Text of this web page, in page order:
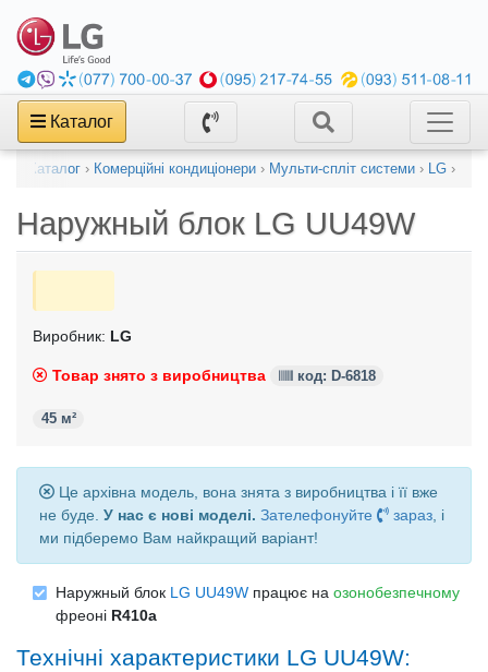
Каталог
Каталог › Комерційні кондиціонери › Мульти-спліт системи › LG ›
Наружный блок LG UU49W
Виробник: LG
Товар знято з виробництва код: D-6818
45 м²
Це архівна модель, вона знята з виробництва і її вже
не буде. У нас є нові моделі. Зателефонуйте зараз , і
ми підберемо Вам найкращий варіант!
Наружный блок LG UU49W працює на озонобезпечному
фреоні R410a
Технічні характеристики LG UU49W: